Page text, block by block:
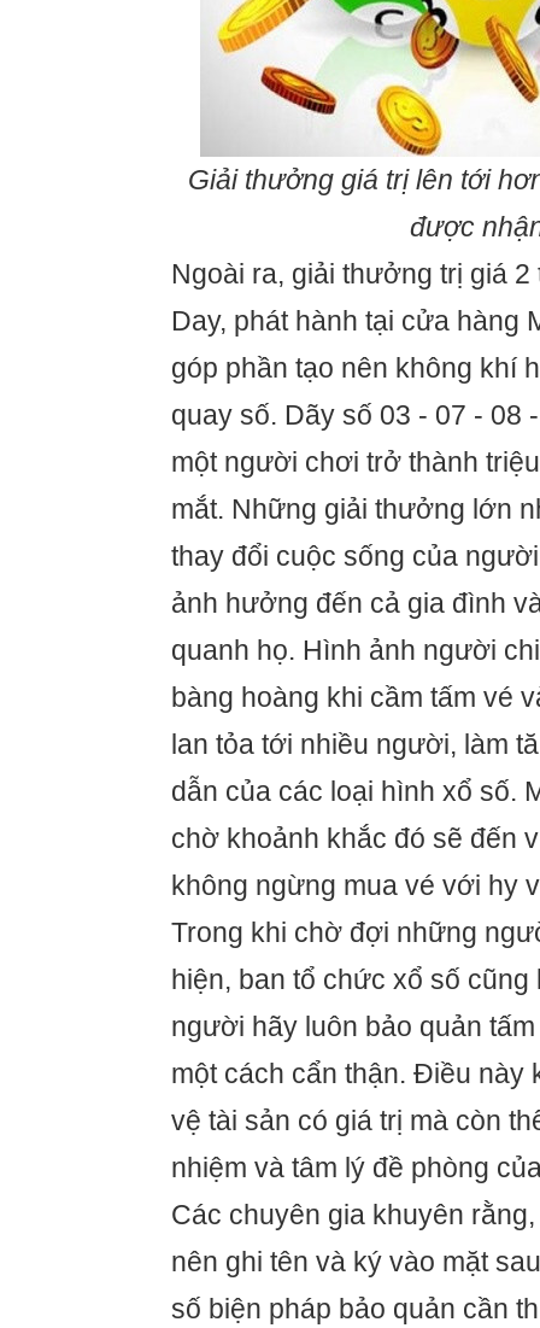
Giải thưởng giá trị lên tới
được
Ngoài ra, giải thưởng trị giá
Day, phát hành tại cửa hàng
góp phần tạo nên không khí
quay số. Dãy số 03 - 07 - 08
một người chơi trở thành
mắt. Những giải thưởng lớn
thay đổi cuộc sống của
ảnh hưởng đến cả gia đình
quanh họ. Hình ảnh người
bàng hoàng khi cầm tấm vé
lan tỏa tới nhiều người, làm
dẫn của các loại hình xổ số.
chờ khoảnh khắc đó sẽ đến
không ngừng mua vé với hy
Trong khi chờ đợi những
hiện, ban tổ chức xổ số
người hãy luôn bảo quản
một cách cẩn thận. Điều này
vệ tài sản có giá trị mà còn
nhiệm và tâm lý đề phòng
Các chuyên gia khuyên
nên ghi tên và ký vào mặt
số biện pháp bảo quản cần